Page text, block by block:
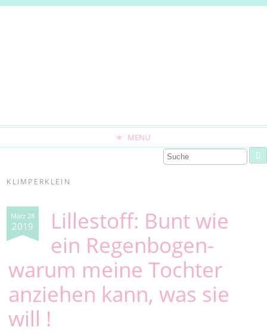
MENU
KLIMPERKLEIN
März 28
2019
Lillestoff: Bunt wie
ein Regenbogen-
warum meine Tochter
anziehen kann, was sie
will !